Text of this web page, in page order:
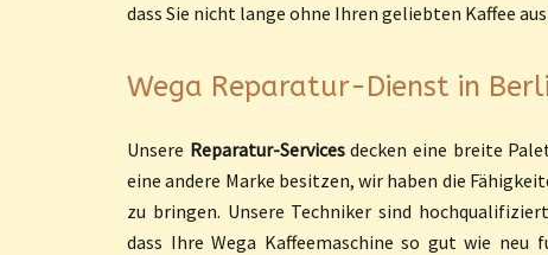
dass Sie nicht lange ohne Ihren geliebten Kaffee
Wega Reparatur-Dienst in
Unsere Reparatur-Servicesdecken eine breite
eine andere Marke besitzen, wir haben die
zu bringen. Unsere Techniker sind
dass Ihre Wega Kaffeemaschine so gut wie neu